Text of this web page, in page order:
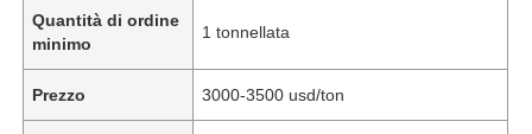
Quantità di ordine
minimo
1 tonnellata
Prezzo 3000-3500 usd/ton